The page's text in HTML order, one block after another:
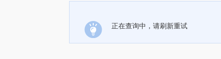
正在查询中，请刷新重试